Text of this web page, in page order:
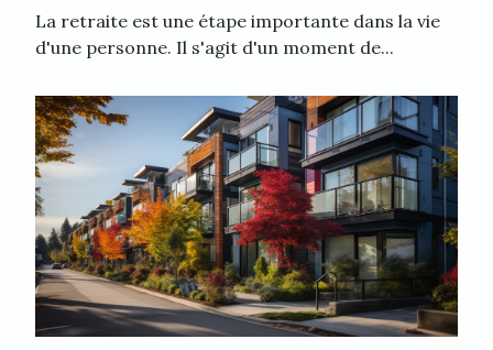
La retraite est une étape importante dans la vie
d'une personne. Il s'agit d'un moment de...